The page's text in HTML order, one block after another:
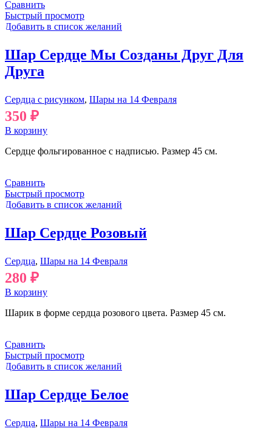
Сравнить
Быстрый просмотр
Добавить в список желаний
Шар Сердце Мы Созданы Друг Для
Друга
Сердца с рисунком, Шары на 14 Февраля
350 ₽
В корзину
Сердце фольгированное с надписью. Размер 45 см.
Сравнить
Быстрый просмотр
Добавить в список желаний
Шар Сердце Розовый
Сердца, Шары на 14 Февраля
280 ₽
В корзину
Шарик в форме сердца розового цвета. Размер 45 см.
Сравнить
Быстрый просмотр
Добавить в список желаний
Шар Сердце Белое
Сердца, Шары на 14 Февраля